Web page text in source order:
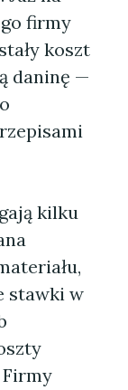
firmy
koszt
daninę —
kilku
stawki w